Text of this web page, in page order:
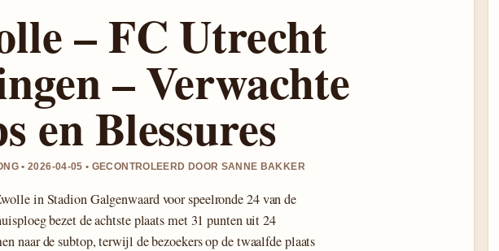
– FC Utrecht
– Verwachte
en Blessures
• 2026-04-05 • GECONTROLEERD DOOR SANNE BAKKER
in Stadion Galgenwaard voor speelronde 24 van de
bezet de achtste plaats met 31 punten uit 24
naar de subtop, terwijl de bezoekers op de twaalfde plaats